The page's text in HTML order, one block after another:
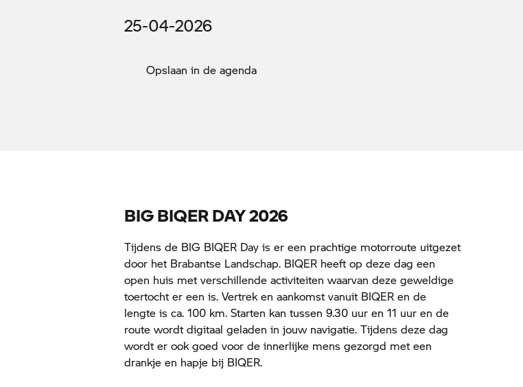
25-04-2026
Opslaan in de agenda
BIG BIQER DAY 2026
Tijdens de BIG BIQER Day is er een prachtige motorroute uitgezet
door het Brabantse Landschap. BIQER heeft op deze dag een
open huis met verschillende activiteiten waarvan deze geweldige
toertocht er een is. Vertrek en aankomst vanuit BIQER en de
lengte is ca. 100 km. Starten kan tussen 9.30 uur en 11 uur en de
route wordt digitaal geladen in jouw navigatie. Tijdens deze dag
wordt er ook goed voor de innerlijke mens gezorgd met een
drankje en hapje bij BIQER.